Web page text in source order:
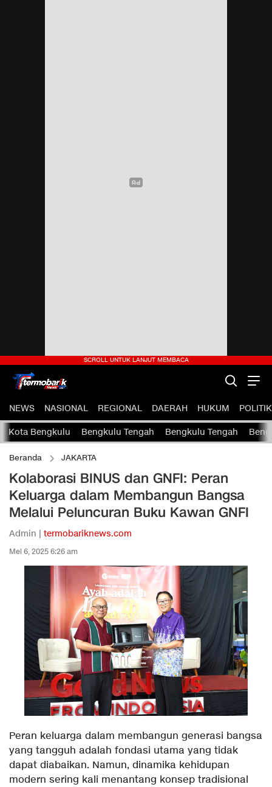
NEWS NASIONAL REGIONAL DAERAH HUKUM POLITIK
Kota Bengkulu Bengkulu Tengah Bengkulu Tengah
Beranda JAKARTA
Kolaborasi BINUS dan GNFI: Peran
Keluarga dalam Membangun Bangsa
Melalui Peluncuran Buku Kawan GNFI
Admin | termobariknews.com
Mei 6, 2025 6:26 am
Peran keluarga dalam membangun generasi bangsa
yang tangguh adalah fondasi utama yang tidak
dapat diabaikan. Namun, dinamika kehidupan
modern sering kali menantang konsep tradisional